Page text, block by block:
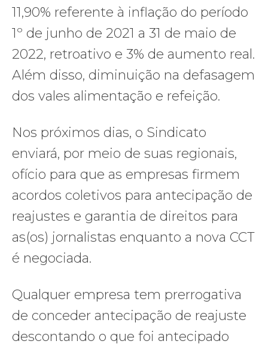
11,90% referente à inflação do período
1º de junho de 2021 a 31 de maio de
2022, retroativo e 3% de aumento real.
Além disso, diminuição na defasagem
dos vales alimentação e refeição.
Nos próximos dias, o Sindicato
enviará, por meio de suas regionais,
ofício para que as empresas firmem
acordos coletivos para antecipação de
reajustes e garantia de direitos para
as(os) jornalistas enquanto a nova CCT
é negociada.
Qualquer empresa tem prerrogativa
de conceder antecipação de reajuste
descontando o que foi antecipado